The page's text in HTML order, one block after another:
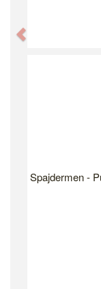
Spajdermen -